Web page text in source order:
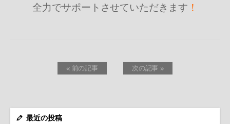
全力でサポートさせていただきます ！
« 前の記事 次の記事 »
最近の投稿